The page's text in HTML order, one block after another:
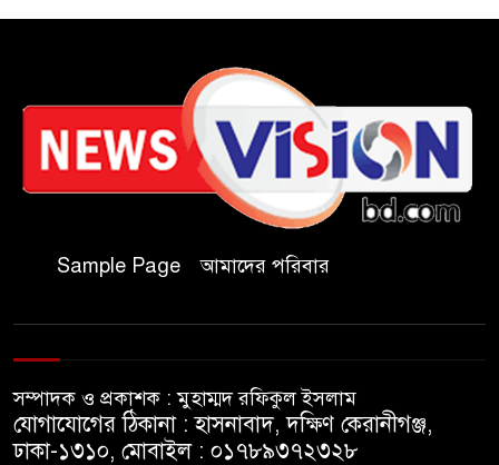
পালন করছে তানযীমুল উম্মাহ
আলিম মাদ্রাসা
জুলাই গণঅভ্যুত্থান দিবসে কুবি
ছাত্রদলের পরিচ্ছন্নতা ও বৃক্ষরোপণ
কর্মসূচি
রাষ্ট্রবিরোধী গোপন কর্মকাণ্ডে’র দায়ে
ইসলামপুরে ‘জুলাই গণঅভ্যুত্থান
দিবস উপলক্ষ্যে আলোচনা সভা ও
সংবর্ধনা অনুষ্ঠান অনুষ্ঠিত
Sample Page আমাদের পরিবার
সম্পাদক ও প্রকাশক : মুহাম্মদ রফিকুল ইসলাম
যোগাযোগের ঠিকানা : হাসনাবাদ, দক্ষিণ কেরানীগঞ্জ,
ঢাকা-১৩১০, মোবাইল : ০১৭৮৯৩৭২৩২৮